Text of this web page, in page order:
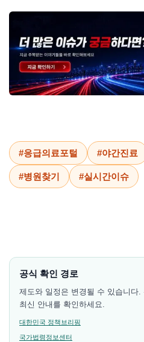
#응급의료포털 #야간진료
#병원찾기 #실시간이슈
공식 확인 경로
제도와 일정은 변경될 수 있습니다
최신 안내를 확인하세요.
대한민국 정책브리핑
국가법령정보센터